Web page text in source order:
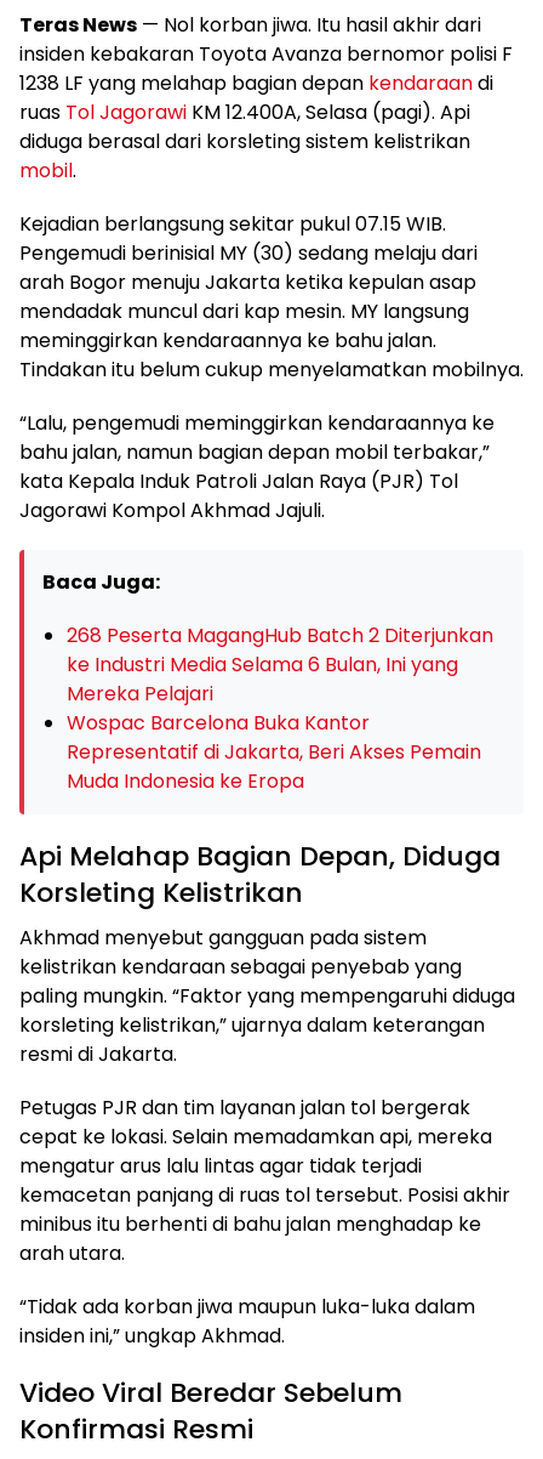
Teras News — Nol korban jiwa. Itu hasil akhir dari
insiden kebakaran Toyota Avanza bernomor polisi F
1238 LF yang melahap bagian depan kendaraandi
ruas Tol Jagorawi KM 12.400A, Selasa (pagi). Api
diduga berasal dari korsleting sistem kelistrikan
mobil.
Kejadian berlangsung sekitar pukul 07.15 WIB.
Pengemudi berinisial MY (30) sedang melaju dari
arah Bogor menuju Jakarta ketika kepulan asap
mendadak muncul dari kap mesin. MY langsung
meminggirkan kendaraannya ke bahu jalan.
Tindakan itu belum cukup menyelamatkan mobilnya.
“Lalu, pengemudi meminggirkan kendaraannya ke
bahu jalan, namun bagian depan mobil terbakar,”
kata Kepala Induk Patroli Jalan Raya (PJR) Tol
Jagorawi Kompol Akhmad Jajuli.
Baca Juga:
268 Peserta MagangHub Batch 2 Diterjunkan
ke Industri Media Selama 6 Bulan, Ini yang
Mereka Pelajari
Wospac Barcelona Buka Kantor
Representatif di Jakarta, Beri Akses Pemain
Muda Indonesia ke Eropa
Api Melahap Bagian Depan, Diduga
Korsleting Kelistrikan
Akhmad menyebut gangguan pada sistem
kelistrikan kendaraan sebagai penyebab yang
paling mungkin. “Faktor yang mempengaruhi diduga
korsleting kelistrikan,” ujarnya dalam keterangan
resmi di Jakarta.
Petugas PJR dan tim layanan jalan tol bergerak
cepat ke lokasi. Selain memadamkan api, mereka
mengatur arus lalu lintas agar tidak terjadi
kemacetan panjang di ruas tol tersebut. Posisi akhir
minibus itu berhenti di bahu jalan menghadap ke
arah utara.
“Tidak ada korban jiwa maupun luka-luka dalam
insiden ini,” ungkap Akhmad.
Video Viral Beredar Sebelum
Konfirmasi Resmi